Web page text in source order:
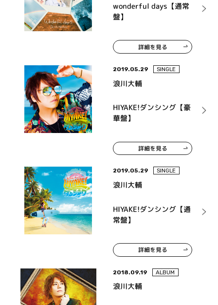
wonderful days【通常
盤】
詳細を見る
2019.05.29 SINGLE
浪川大輔
HIYAKE!ダンシング【豪
華盤】
詳細を見る
2019.05.29 SINGLE
浪川大輔
HIYAKE!ダンシング【通
常盤】
詳細を見る
2018.09.19 ALBUM
浪川大輔